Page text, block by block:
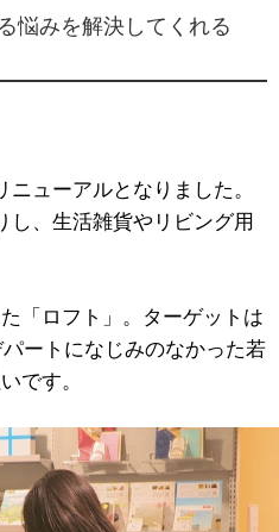
悩みを解決してくれる
ニューアルとなりました。
し、生活雑貨やリビング用
「ロフト」。ターゲットは
ートになじみのなかった若
です。